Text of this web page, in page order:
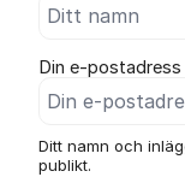
Din e-
Ditt namn och
publikt.